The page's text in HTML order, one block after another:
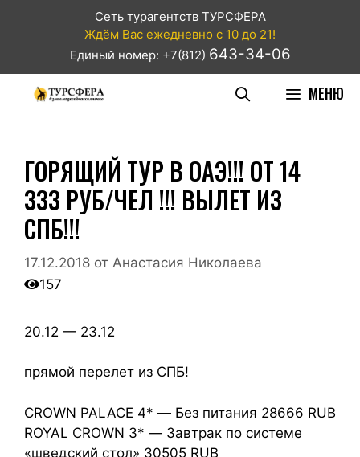
Сеть турагентств ТУРСФЕРА
Ждём Вас ежедневно с 10 до 21!
Единый номер: +7(812) 643-34-06
МЕНЮ
ГОРЯЩИЙ ТУР В ОАЭ!!! ОТ 14
333 РУБ/ЧЕЛ !!! ВЫЛЕТ ИЗ
СПБ!!!
17.12.2018 от Анастасия Николаева
157
20.12 — 23.12
прямой перелет из СПБ!
CROWN PALACE 4* — Без питания 28666 RUB
ROYAL CROWN 3* — Завтрак по системе
«шведский стол» 30505 RUB